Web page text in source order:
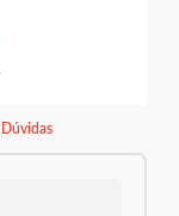
Dúvidas